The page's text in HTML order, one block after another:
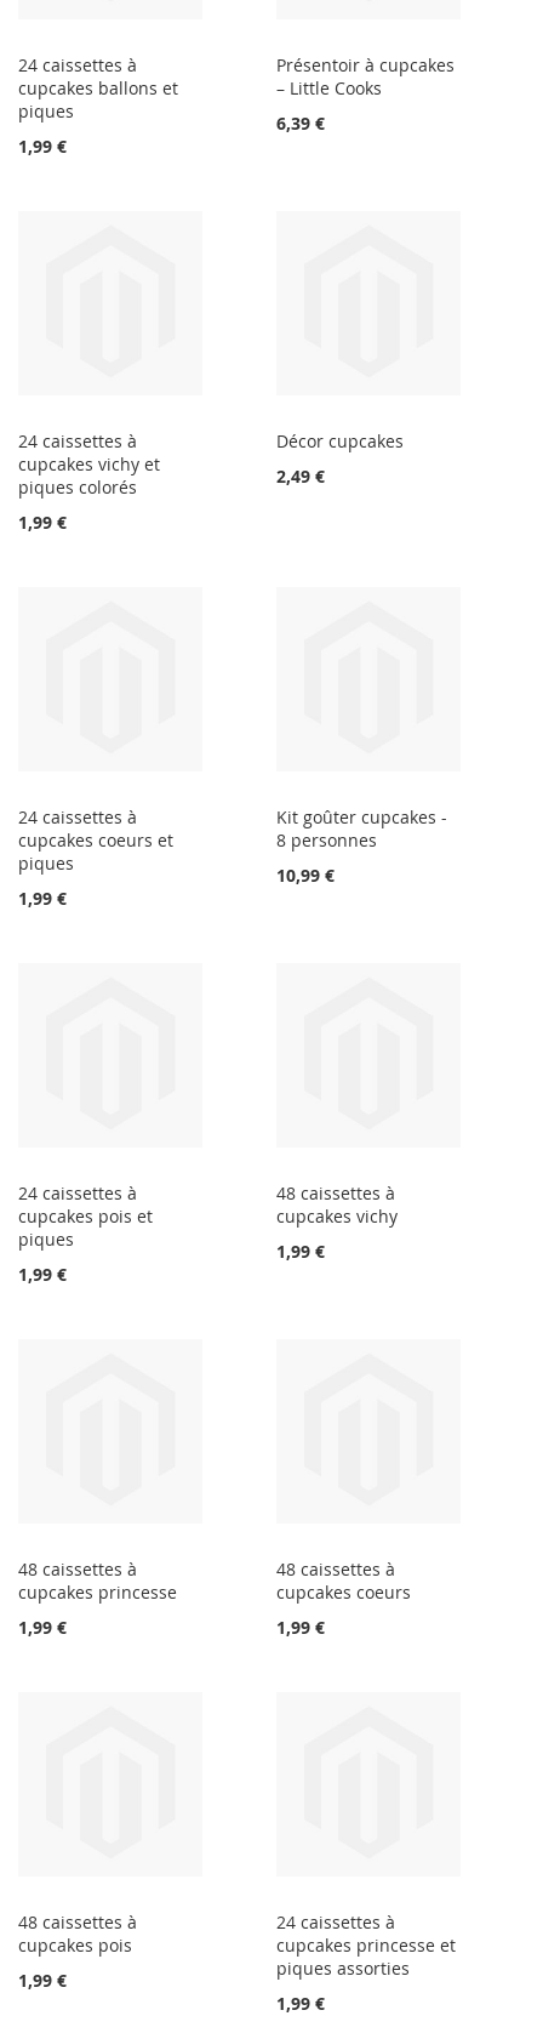
24 caissettes à
cupcakes ballons et
piques
1,99 €
Présentoir à cupcakes
– Little Cooks
6,39 €
24 caissettes à
cupcakes vichy et
piques colorés
1,99 €
Décor cupcakes
2,49 €
24 caissettes à
cupcakes coeurs et
piques
1,99 €
Kit goûter cupcakes -
8 personnes
10,99 €
24 caissettes à
cupcakes pois et
piques
1,99 €
48 caissettes à
cupcakes vichy
1,99 €
48 caissettes à
cupcakes princesse
1,99 €
48 caissettes à
cupcakes coeurs
1,99 €
48 caissettes à
cupcakes pois
1,99 €
24 caissettes à
cupcakes princesse et
piques assorties
1,99 €